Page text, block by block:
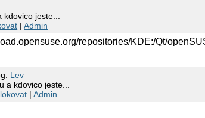
jeste...
|Admin
repositories/KDE:/Qt/
Lev
a kdovico jeste...
|Admin